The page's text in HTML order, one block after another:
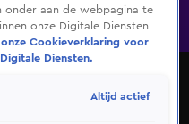
De Bondgenoten
onder aan de webpagina te
onze Digitale Diensten
onze Cookieverklaring voor
Diensten.
Altijd actief